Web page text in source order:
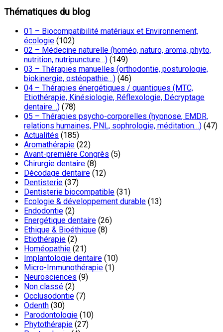
Thématiques du blog
01 – Biocompatibilité matériaux et Environnement,
écologie (102)
02 – Médecine naturelle (homéo, naturo, aroma, phyto,
nutrition, nutripuncture…) (149)
03 – Thérapies manuelles (orthodontie, posturologie,
biokinergie, ostéopathie…) (46)
04 – Thérapies énergétiques / quantiques (MTC,
Etiothérapie, Kinésiologie, Réflexologie, Décryptage
dentaire…) (78)
05 – Thérapies psycho-corporelles (hypnose, EMDR,
relations humaines, PNL, sophrologie, méditation…) (47)
Actualités (185)
Aromathérapie (22)
Avant-première Congrès (5)
Chirurgie dentaire (8)
Décodage dentaire (12)
Dentisterie (37)
Dentisterie biocompatible (31)
Ecologie & développement durable (13)
Endodontie (2)
Energétique dentaire (26)
Ethique & Bioéthique (8)
Etiothérapie (2)
Homéopathie (21)
Implantologie dentaire (10)
Micro-Immunothérapie (1)
Neurosciences (9)
Non classé (2)
Occlusodontie (7)
Odenth (30)
Parodontologie (10)
Phytothérapie (27)